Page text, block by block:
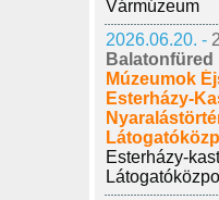
Vármúzeum
2026.06.20. -
Balatonfüred
Múzeumok
Esterházy-
Esterházy-